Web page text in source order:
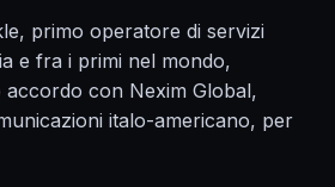
primo operatore di servizi
e fra i primi nel mondo,
con Nexim Global,
italo-americano, per